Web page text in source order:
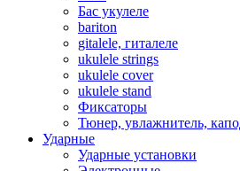
Бас укулеле
bariton
gitalele, гиталеле
ukulele strings
ukulele cover
ukulele stand
Фиксаторы
Тюнер, увлажнитель,
Ударные
Ударные установки